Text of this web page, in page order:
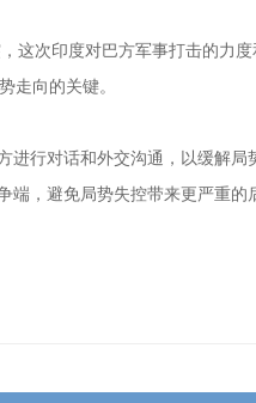
这次印度对巴方军事打击的力
走向的关键。
进行对话和外交沟通，以缓解
，避免局势失控带来更严重的